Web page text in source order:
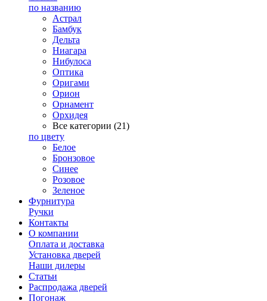
по названию
Астрал
Бамбук
Дельта
Ниагара
Нибулоса
Оптика
Оригами
Орион
Орнамент
Орхидея
Все категории (21)
по цвету
Белое
Бронзовое
Синее
Розовое
Зеленое
Фурнитура
Ручки
Контакты
О компании
Оплата и доставка
Установка дверей
Наши дилеры
Статьи
Распродажа дверей
Погонаж